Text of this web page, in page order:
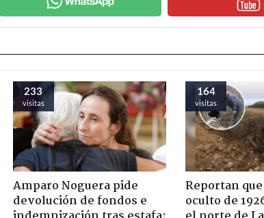
233
visitas
Amparo Noguera pide
devolución de fondos e
164
visitas
Reportan
oculto de